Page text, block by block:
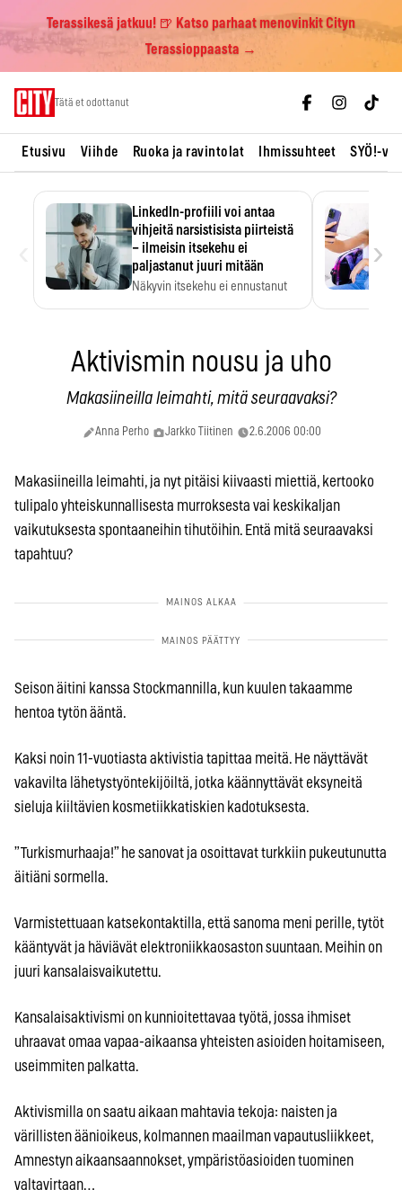
Terassikesä jatkuu! 🍺 Katso parhaat menovinkit Cityn
Terassioppaasta →
Tätä et odottanut
Etusivu Viihde Ruoka ja ravintolat Ihmissuhteet SYÖ!-
LinkedIn-profiili voi antaa
vihjeitä narsistisista piirteistä
– ilmeisin itsekehu ei
paljastanut juuri mitään
Näkyvin itsekehu ei ennustanut
›
Aktivismin nousu ja uho
Makasiineilla leimahti, mitä seuraavaksi?
Anna Perho Jarkko Tiitinen 2.6.2006 00:00
Makasiineilla leimahti, ja nyt pitäisi kiivaasti miettiä, kertooko
tulipalo yhteiskunnallisesta murroksesta vai keskikaljan
vaikutuksesta spontaaneihin tihutöihin. Entä mitä seuraavaksi
tapahtuu?
Seison äitini kanssa Stockmannilla, kun kuulen takaamme
hentoa tytön ääntä.
Kaksi noin 11-vuotiasta aktivistia tapittaa meitä. He näyttävät
vakavilta lähetystyöntekijöiltä, jotka käännyttävät eksyneitä
sieluja kiiltävien kosmetiikkatiskien kadotuksesta.
”Turkismurhaaja!” he sanovat ja osoittavat turkkiin pukeutunutta
äitiäni sormella.
Varmistettuaan katsekontaktilla, että sanoma meni perille, tytöt
kääntyvät ja häviävät elektroniikkaosaston suuntaan. Meihin on
juuri kansalaisvaikutettu.
Kansalaisaktivismi on kunnioitettavaa työtä, jossa ihmiset
uhraavat omaa vapaa-aikaansa yhteisten asioiden hoitamiseen,
useimmiten palkatta.
Aktivismilla on saatu aikaan mahtavia tekoja: naisten ja
värillisten äänioikeus, kolmannen maailman vapautusliikkeet,
Amnestyn aikaansaannokset, ympäristöasioiden tuominen
valtavirtaan…